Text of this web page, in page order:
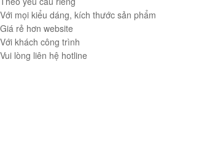
Với mọi kiểu dáng, kích thước sản phẩm
Giá rẻ hơn website
Với khách công trình
Vui lòng liên hệ hotline